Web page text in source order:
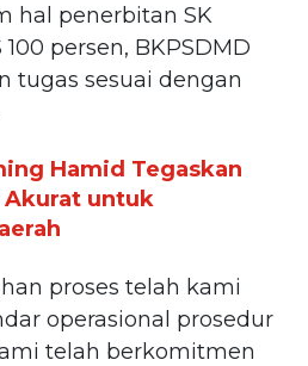
hal penerbitan SK
persen, BKPSDMD
tugas sesuai dengan
Hamid Tegaskan
Akurat untuk
proses telah kami
operasional prosedur
telah berkomitmen